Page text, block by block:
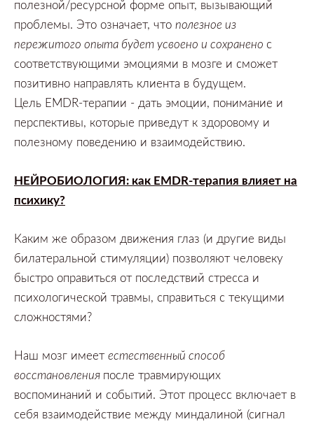
полезной/ресурсной форме опыт, вызывающий
проблемы. Это означает, что полезное из
пережитого опыта будет усвоено и сохранено с
соответствующими эмоциями в мозге и сможет
позитивно направлять клиента в будущем.
Цель EMDR-терапии - дать эмоции, понимание и
перспективы, которые приведут к здоровому и
полезному поведению и взаимодействию.
НЕЙРОБИОЛОГИЯ: как EMDR-терапия влияет на
психику?
Каким же образом движения глаз (и другие виды
билатеральной стимуляции) позволяют человеку
быстро оправиться от последствий стресса и
психологической травмы, справиться с текущими
сложностями?
Наш мозг имеет естественный способ
восстановления после травмирующих
воспоминаний и событий. Этот процесс включает в
себя взаимодействие между миндалиной (сигнал